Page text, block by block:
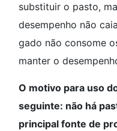
substituir o pasto,
desempenho não
gado não consome
manter o
O motivo para uso
seguinte: não há
principal fonte de